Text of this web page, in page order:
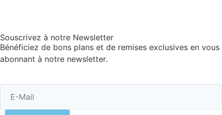
Souscrivez à notre Newsletter
Bénéficiez de bons plans et de remises exclusives en vous
abonnant à notre newsletter.